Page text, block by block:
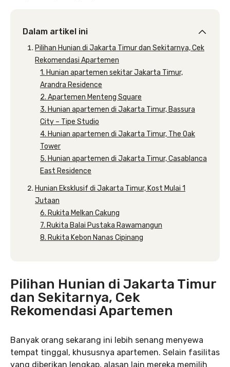
Dalam artikel ini
Pilihan Hunian di Jakarta Timur dan Sekitarnya, Cek
Rekomendasi Apartemen
1. Hunian apartemen sekitar Jakarta Timur,
Arandra Residence
2. Apartemen Menteng Square
3. Hunian apartemen di Jakarta Timur, Bassura
City – Tipe Studio
4. Hunian apartemen di Jakarta Timur, The Oak
Tower
5. Hunian apartemen di Jakarta Timur, Casablanca
East Residence
Hunian Eksklusif di Jakarta Timur, Kost Mulai 1
Jutaan
6. Rukita Melkan Cakung
7. Rukita Balai Pustaka Rawamangun
8. Rukita Kebon Nanas Cipinang
Pilihan Hunian di Jakarta Timur
dan Sekitarnya, Cek
Rekomendasi Apartemen
Banyak orang sekarang ini lebih senang menyewa
tempat tinggal, khususnya apartemen. Selain fasilitas
yang diberikan lengkap, alasan lain mereka memilih